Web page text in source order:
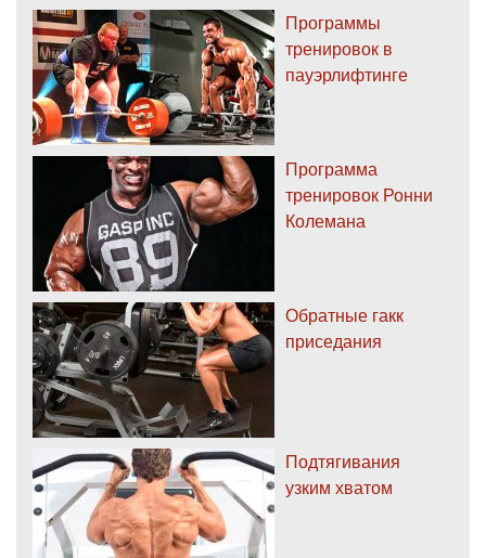
Программы
тренировок в
пауэрлифтинге
Программа
тренировок Ронни
Колемана
Обратные гакк
приседания
Подтягивания
узким хватом